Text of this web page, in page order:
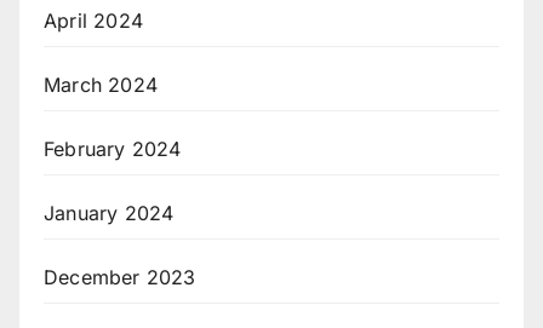
April 2024
March 2024
February 2024
January 2024
December 2023